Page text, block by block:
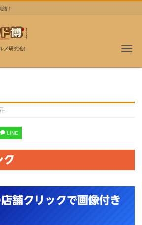
！
メ研究会)
LINE
ク
舗クリックで画像付き